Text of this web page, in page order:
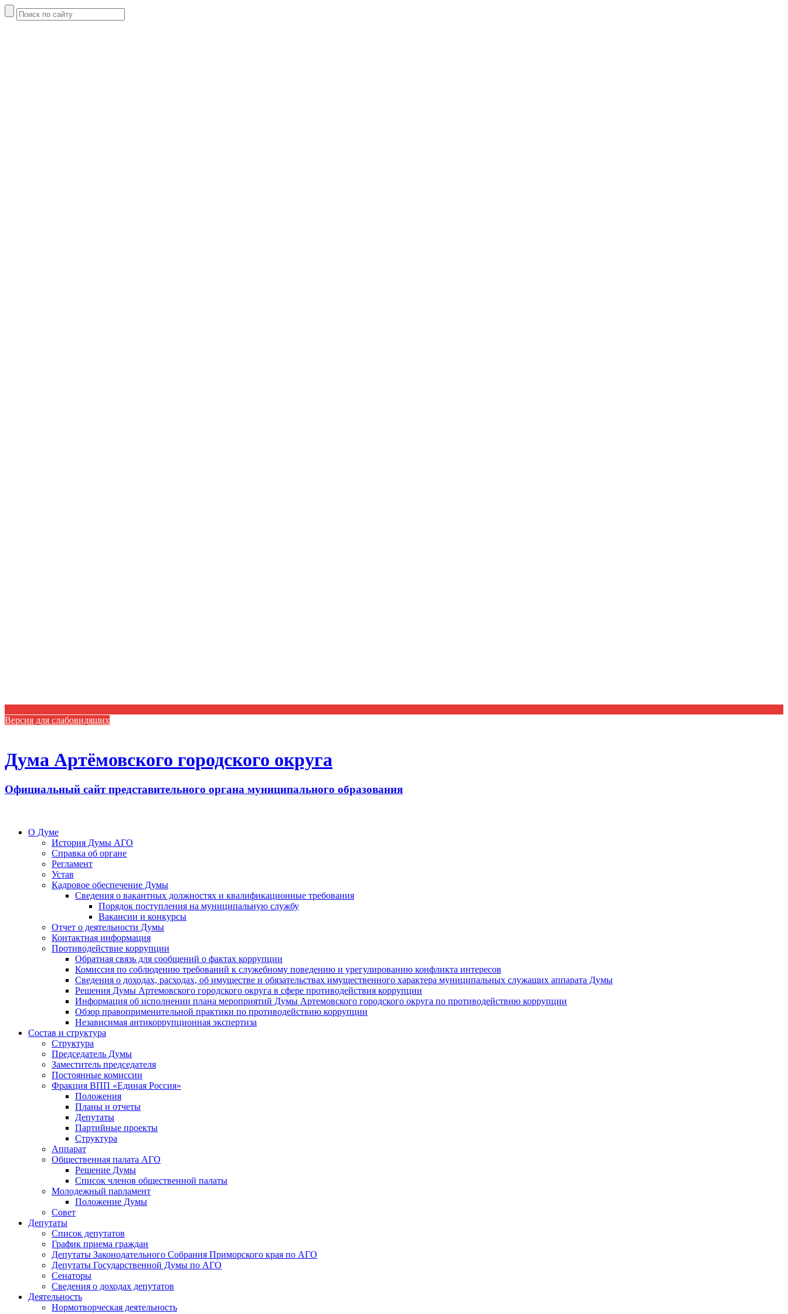
Версия для слабовидящих
Дума Артёмовского городского округа
Официальный сайт представительного органа муниципального образования
О Думе
История Думы АГО
Справка об органе
Регламент
Устав
Кадровое обеспечение Думы
Сведения о вакантных должностях и квалификационные требования
Порядок поступления на муниципальную службу
Вакансии и конкурсы
Отчет о деятельности Думы
Контактная информация
Противодействие коррупции
Обратная связь для сообщений о фактах коррупции
Комиссия по соблюдению требований к служебному поведению и урегулированию конфликта интересов
Сведения о доходах, расходах, об имуществе и обязательствах имущественного характера муниципальных служащих аппарата Думы
Решения Думы Артемовского городского округа в сфере противодействия коррупции
Информация об исполнении плана мероприятий Думы Артемовского городского округа по противодействию коррупции
Обзор правоприменительной практики по противодействию коррупции
Независимая антикоррупционная экспертиза
Состав и структура
Структура
Председатель Думы
Заместитель председателя
Постоянные комиссии
Фракция ВПП «Единая Россия»
Положения
Планы и отчеты
Депутаты
Партийные проекты
Структура
Аппарат
Общественная палата АГО
Решение Думы
Список членов общественной палаты
Молодежный парламент
Положение Думы
Совет
Депутаты
Список депутатов
График приема граждан
Депутаты Законодательного Собрания Приморского края по АГО
Депутаты Государственной Думы по АГО
Сенаторы
Сведения о доходах депутатов
Деятельность
Нормотворческая деятельность